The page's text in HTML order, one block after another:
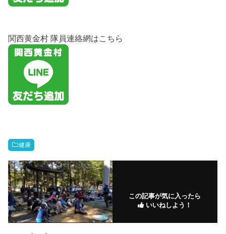
関西黄金村 隊員連絡網はこちら
健康
この記事が気に入ったら
いいねしよう！